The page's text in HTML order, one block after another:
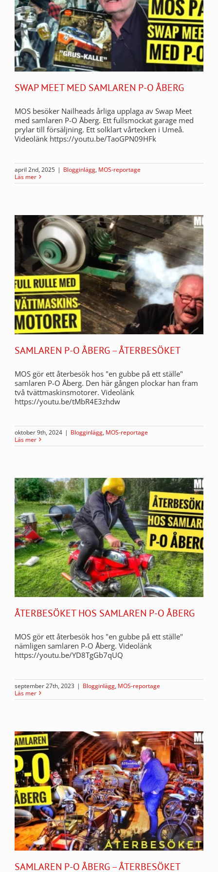
SWAP MEET MED SAMLAREN P-O ÅBERG
MOS besöker Nailheads årliga upplaga av Swap Meet
med samlaren P-O Åberg. Ett fullsmockat garage med
prylar till försäljning. Ett solklart vårtecken i Umeå.
Videolänk https://youtu.be/TaoGPN09HFk
april 2nd, 2025 | Blogginlägg, MOS-reportage
Läs mer
SAMLAREN P-O ÅBERG – ÅTERBESÖKET
MOS gör ett återbesök hos "en gubbe på ett ställe"
samlaren P-O Åberg. Den här gången plockar han fram
två tvättmaskinsmotorer. Videolänk
https://youtu.be/tMbR4E3zhdw
oktober 9th, 2024 | Blogginlägg, MOS-reportage
Läs mer
ÅTERBESÖKET HOS SAMLAREN P-O ÅBERG
MOS gör ett återbesök hos "en gubbe på ett ställe"
nämligen samlaren P-O Åberg. Videolänk
https://youtu.be/YD8TgGb7qUQ
september 27th, 2023 | Blogginlägg, MOS-reportage
Läs mer
SAMLAREN P-O ÅBERG – ÅTERBESÖKET